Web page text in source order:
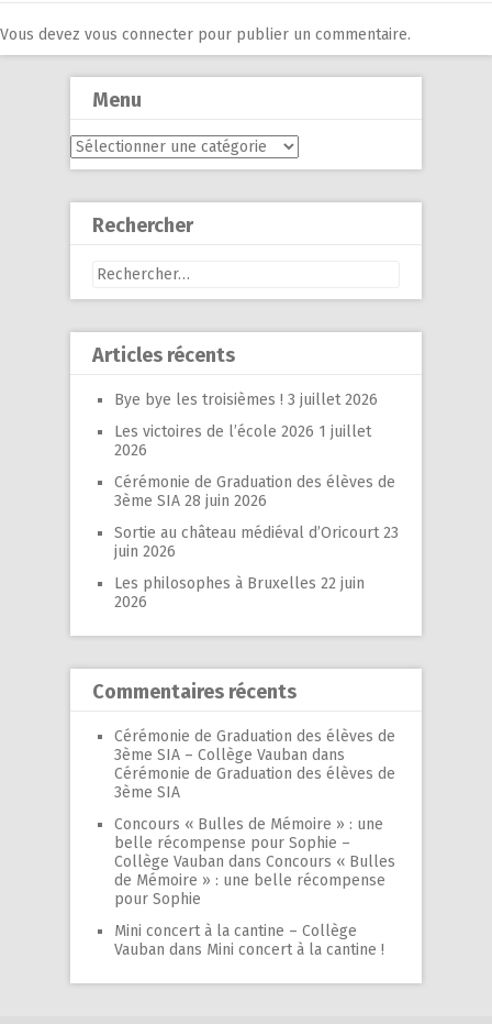
Vous devez vous connecter pour publier un commentaire.
Menu
Menu
Rechercher
Rechercher :
Articles récents
Bye bye les troisièmes ! 3 juillet 2026
Les victoires de l’école 2026 1 juillet
2026
Cérémonie de Graduation des élèves de
3ème SIA 28 juin 2026
Sortie au château médiéval d’Oricourt 23
juin 2026
Les philosophes à Bruxelles 22 juin
2026
Commentaires récents
Cérémonie de Graduation des élèves de
3ème SIA – Collège Vauban dans
Cérémonie de Graduation des élèves de
3ème SIA
Concours « Bulles de Mémoire » : une
belle récompense pour Sophie –
Collège Vauban dans Concours « Bulles
de Mémoire » : une belle récompense
pour Sophie
Mini concert à la cantine – Collège
Vauban dans Mini concert à la cantine !